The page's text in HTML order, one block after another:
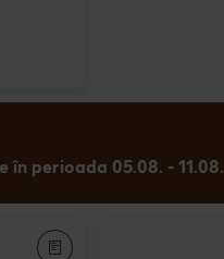
în perioada 05.08. - 11.08.